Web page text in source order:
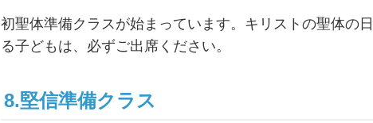
初聖体準備クラスが始まっています。キリストの聖体の
る子どもは、必ずご出席ください。
8.堅信準備クラス